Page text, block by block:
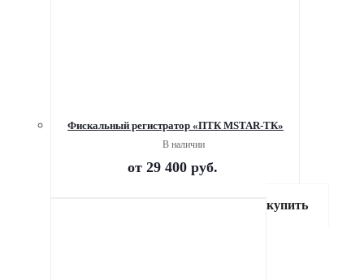
Фискальный регистратор «ПТК MSTAR-ТК»
В наличии
от 29 400 руб.
купить